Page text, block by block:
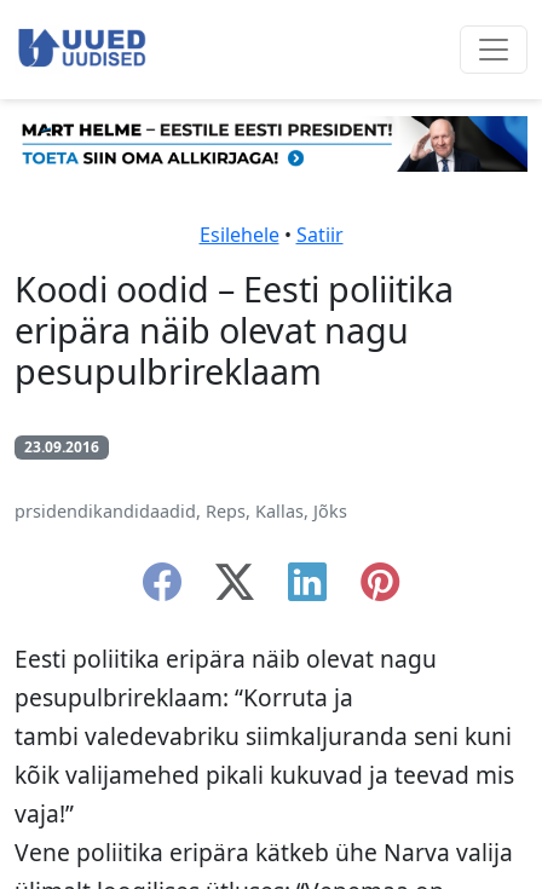
Esilehele• Satiir
Koodi oodid – Eesti poliitika
eripära näib olevat nagu
pesupulbrireklaam
23.09.2016
prsidendikandidaadid, Reps, Kallas, Jõks
Eesti poliitika eripära näib olevat nagu
pesupulbrireklaam: “Korruta ja
tambi valedevabriku siimkaljuranda seni kuni
kõik valijamehed pikali kukuvad ja teevad mis
vaja!”
Vene poliitika eripära kätkeb ühe Narva valija